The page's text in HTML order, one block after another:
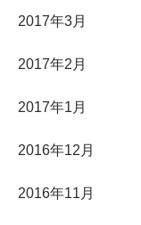
2017年3月
2017年2月
2017年1月
2016年12月
2016年11月